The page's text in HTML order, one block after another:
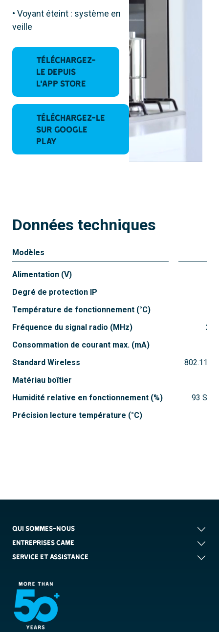
• Voyant éteint : système en
veille
Téléchargez-
le depuis
l’App Store
Téléchargez-le
sur Google
Play
Données techniques
Modèles
Alimentation (V)
Degré de protection IP
Température de fonctionnement (°C)
Fréquence du signal radio (MHz)
Consommation de courant max. (mA)
Standard Wireless
Matériau boîtier
Humidité relative en fonctionnement (%)
Précision lecture température (°C)
802.11b,
93
QUI SOMMES-NOUS
ENTREPRISES CAME
SERVICE ET ASSISTANCE